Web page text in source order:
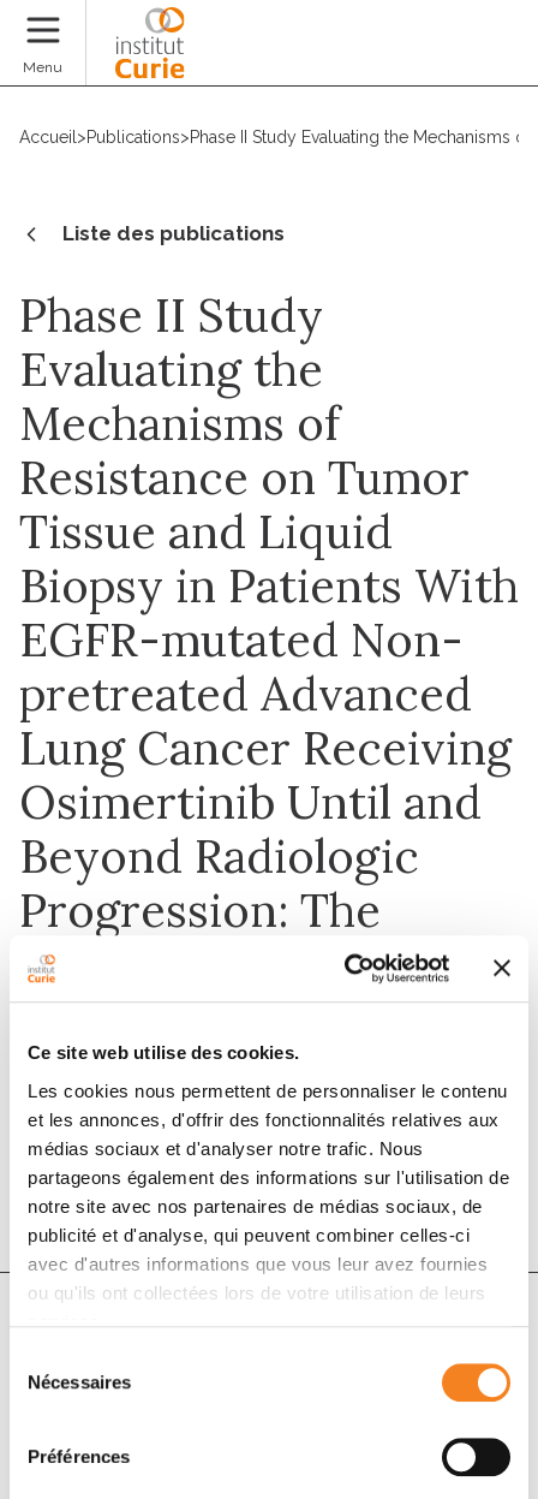
Ce site web utilise des cookies.
Les cookies nous permettent de personnaliser le contenu
et les annonces, d'offrir des fonctionnalités relatives aux
médias sociaux et d'analyser notre trafic. Nous
partageons également des informations sur l'utilisation de
notre site avec nos partenaires de médias sociaux, de
publicité et d'analyse, qui peuvent combiner celles-ci
avec d'autres informations que vous leur avez fournies
ou qu'ils ont collectées lors de votre utilisation de leurs
Nécessaires
Préférences
Menu
Accueil >Publications>Phase II Study Evaluating the Mechanisms
Liste des publications
Phase II Study
Evaluating the
Mechanisms of
Resistance on Tumor
Tissue and Liquid
Biopsy in Patients With
EGFR-mutated Non-
pretreated Advanced
Lung Cancer Receiving
Osimertinib Until and
Beyond Radiologic
Progression: The
MELROSE Trial
1 janv. 2020
Clinical Lung Cancer
DOI :10.1016/j.cllc.2019.09.007
Valette, Aurélie le Thuaut, Radj Gervais, Philippe
Masson, Marie Marcq, Olivier Molinier, Alexis Cortot,